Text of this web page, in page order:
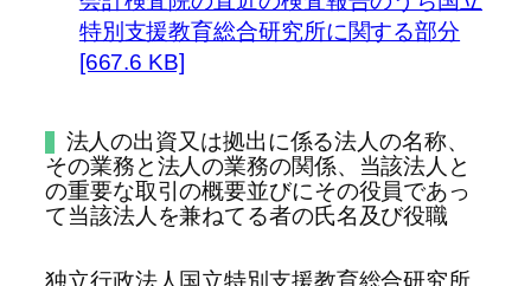
特別支援教育総合研究所に関する部分
[667.6 KB]
法人の出資又は拠出に係る法人の名称、
その業務と法人の業務の関係、当該法人と
の重要な取引の概要並びにその役員であっ
て当該法人を兼ねてる者の氏名及び役職
独立行政法人国立特別支援教育総合研究所